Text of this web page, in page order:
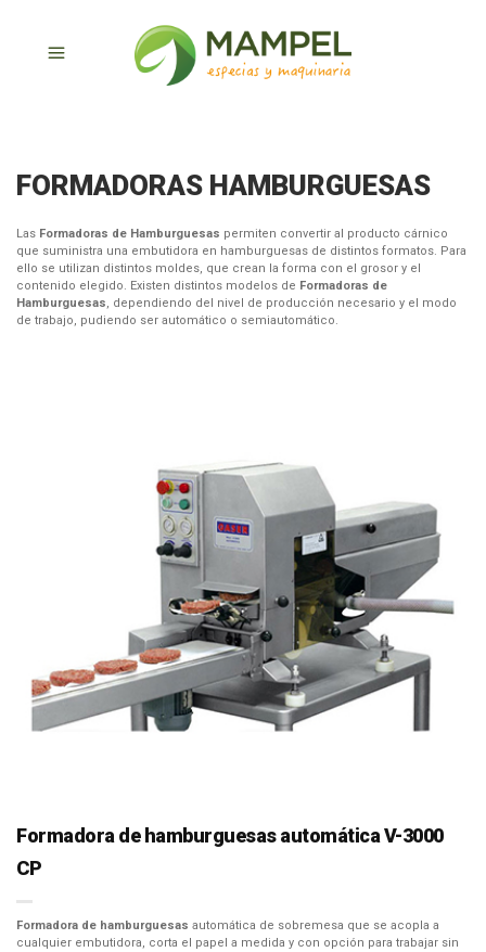
FORMADORAS HAMBURGUESAS
Las Formadoras de Hamburguesas permiten convertir al producto cárnico
que suministra una embutidora en hamburguesas de distintos formatos. Para
ello se utilizan distintos moldes, que crean la forma con el grosor y el
contenido elegido. Existen distintos modelos de Formadoras de
Hamburguesas, dependiendo del nivel de producción necesario y el modo
de trabajo, pudiendo ser automático o semiautomático.
Formadora de hamburguesas automática V-3000
CP
Formadora de hamburguesas automática de sobremesa que se acopla a
cualquier embutidora, corta el papel a medida y con opción para trabajar sin